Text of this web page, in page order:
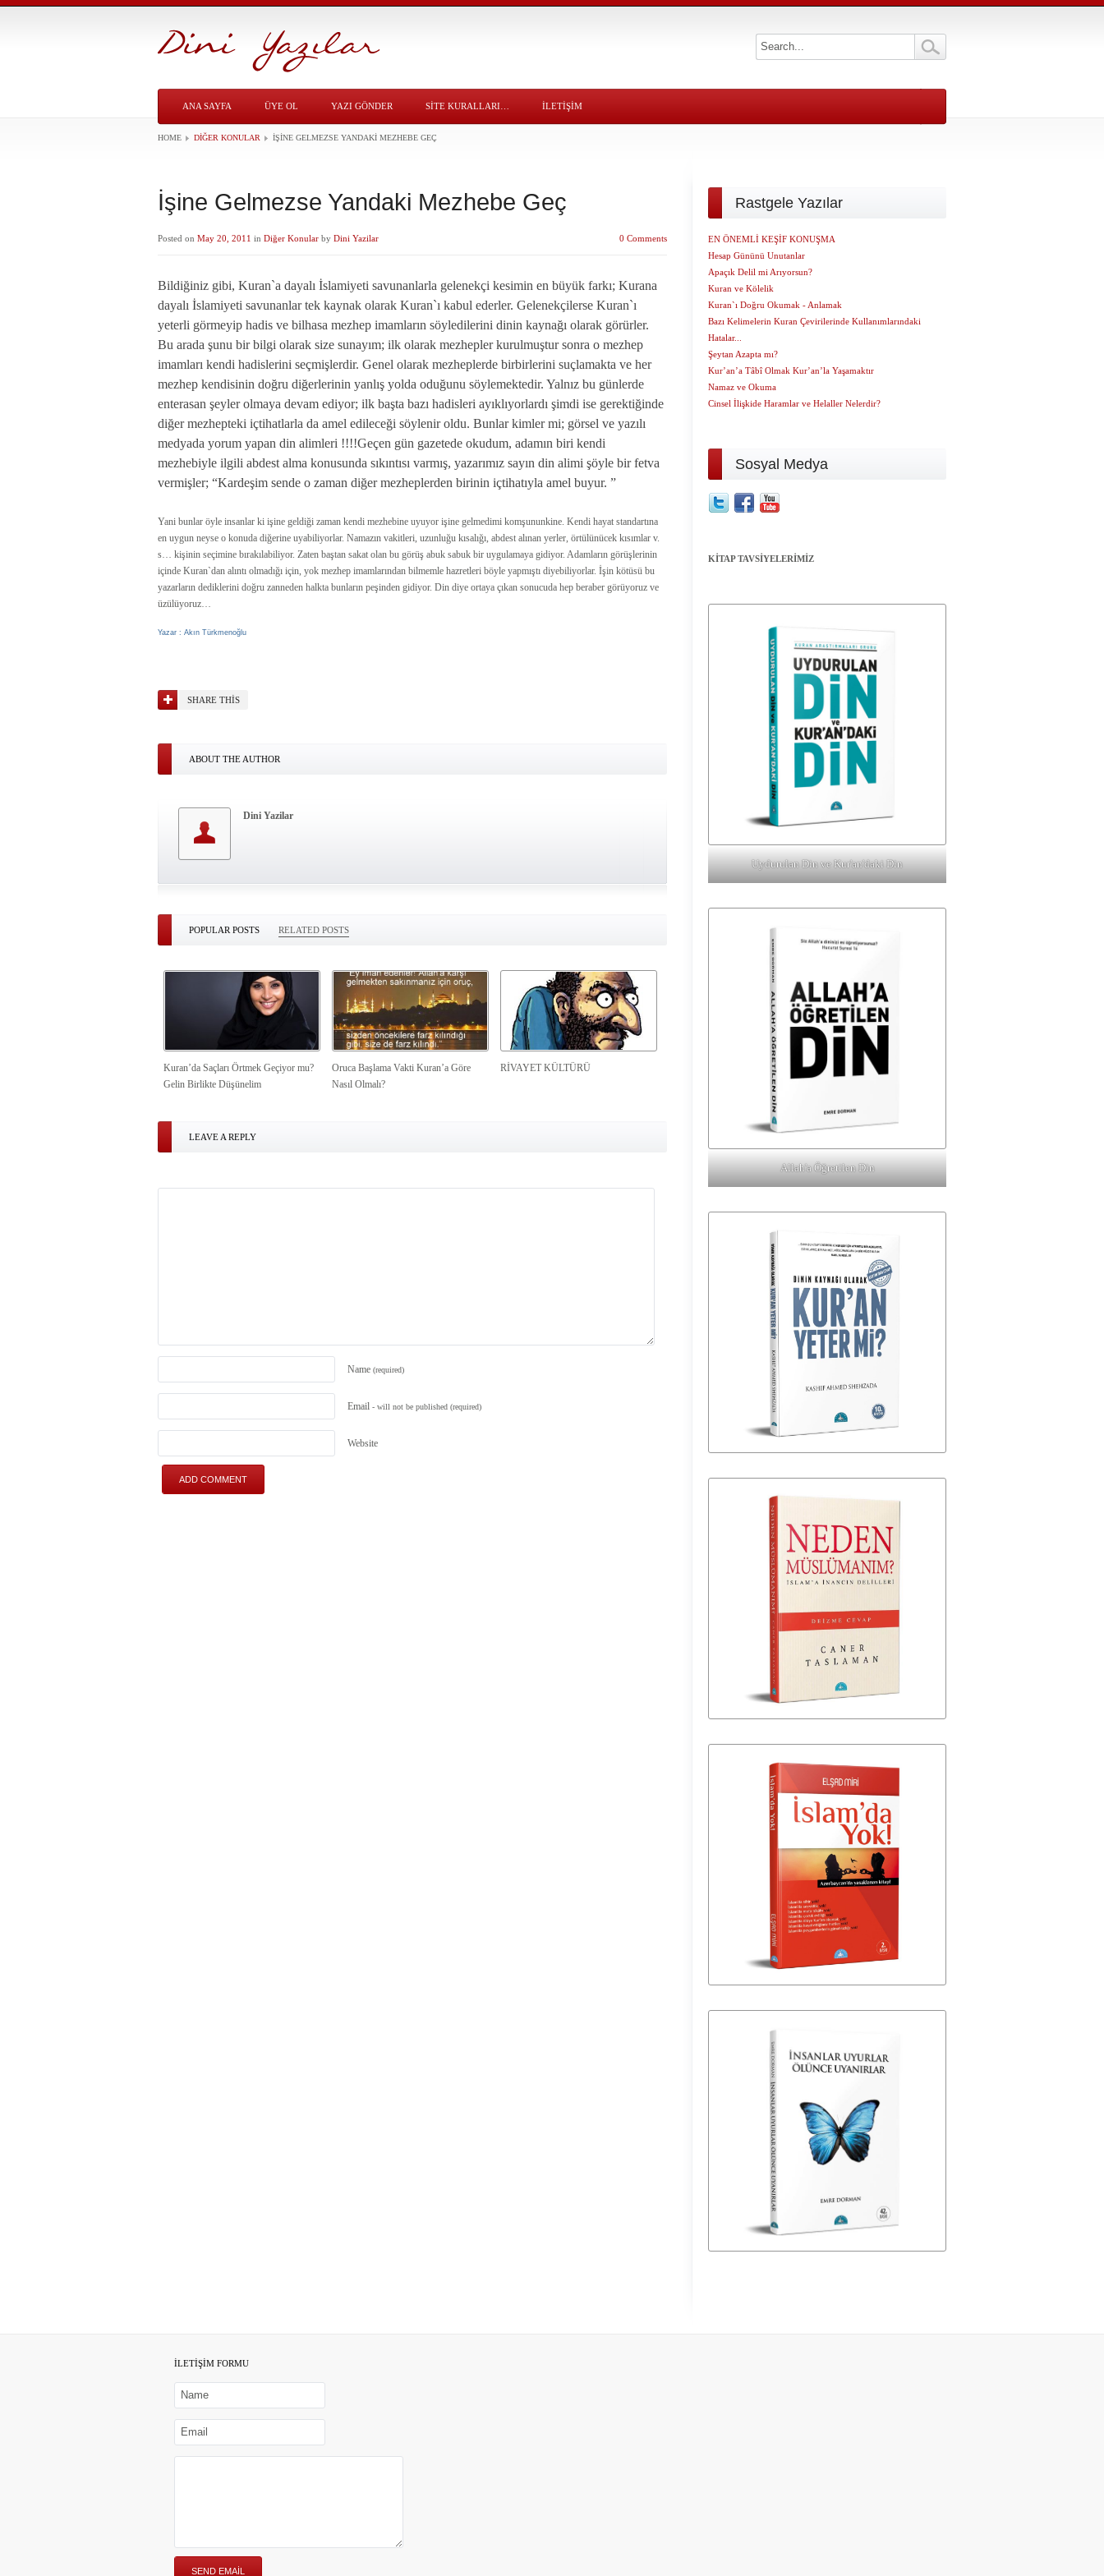
ANA SAYFA ÜYE OL YAZI GÖNDER SITE KURALLARI… İLETİŞİM
HOME DIĞER KONULAR İŞINE GELMEZSE YANDAKI MEZHEBE GEÇ
İşine Gelmezse Yandaki Mezhebe Geç
Posted on May 20, 2011 in Diğer Konular by Dini Yazilar 0 Comments
Bildiğiniz gibi, Kuran`a dayalı İslamiyeti savunanlarla gelenekçi kesimin en büyük farkı; Kurana
dayalı İslamiyeti savunanlar tek kaynak olarak Kuran`ı kabul ederler. Gelenekçilerse Kuran`ı
yeterli görmeyip hadis ve bilhasa mezhep imamların söyledilerini dinin kaynağı olarak görürler.
Bu arada şunu bir bilgi olarak size sunayım; ilk olarak mezhepler kurulmuştur sonra o mezhep
imamları kendi hadislerini seçmişlerdir. Genel olarak mezheplerde birbirlerini suçlamakta ve her
mezhep kendisinin doğru diğerlerinin yanlış yolda oduğunu söylemektedir. Yalnız bu günlerde
enterasan şeyler olmaya devam ediyor; ilk başta bazı hadisleri ayıklıyorlardı şimdi ise gerektiğinde
diğer mezhepteki içtihatlarla da amel edileceği söylenir oldu. Bunlar kimler mi; görsel ve yazılı
medyada yorum yapan din alimleri !!!!Geçen gün gazetede okudum, adamın biri kendi
mezhebiyle ilgili abdest alma konusunda sıkıntısı varmış, yazarımız sayın din alimi şöyle bir fetva
vermişler; “Kardeşim sende o zaman diğer mezheplerden birinin içtihatıyla amel buyur. ”
Yani bunlar öyle insanlar ki işine geldiği zaman kendi mezhebine uyuyor işine gelmedimi komşununkine. Kendi hayat standartına
en uygun neyse o konuda diğerine uyabiliyorlar. Namazın vakitleri, uzunluğu kısalığı, abdest alınan yerler, örtülünücek kısımlar v.
s… kişinin seçimine bırakılabiliyor. Zaten baştan sakat olan bu görüş abuk sabuk bir uygulamaya gidiyor. Adamların görüşlerinin
içinde Kuran`dan alıntı olmadığı için, yok mezhep imamlarından bilmemle hazretleri böyle yapmıştı diyebiliyorlar. İşin kötüsü bu
yazarların dediklerini doğru zanneden halkta bunların peşinden gidiyor. Din diye ortaya çıkan sonucuda hep beraber görüyoruz ve
üzülüyoruz…
Yazar : Akın Türkmenoğlu
SHARE THIS
ABOUT THE AUTHOR
Dini Yazilar
POPULAR POSTS RELATED POSTS
Kuran’da Saçları Örtmek Geçiyor mu?
Gelin Birlikte Düşünelim
Oruca Başlama Vakti Kuran’a Göre
Nasıl Olmalı?
RİVAYET KÜLTÜRÜ
LEAVE A REPLY
Name (required)
Email - will not be published (required)
Website
Rastgele Yazılar
EN ÖNEMLİ KEŞİF KONUŞMA
Hesap Gününü Unutanlar
Apaçık Delil mi Arıyorsun?
Kuran ve Kölelik
Kuran`ı Doğru Okumak - Anlamak
Bazı Kelimelerin Kuran Çevirilerinde Kullanımlarındaki
Hatalar...
Şeytan Azapta mı?
Kur’an’a Tâbî Olmak Kur’an’la Yaşamaktır
Namaz ve Okuma
Cinsel İlişkide Haramlar ve Helaller Nelerdir?
Sosyal Medya
KİTAP TAVSİYELERİMİZ
Uydurulan Din ve Kur'an'daki Din
Allah'a Öğretilen Din
İLETİŞİM FORMU